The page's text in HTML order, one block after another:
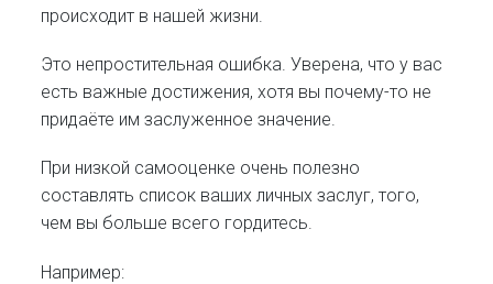
происходит в нашей жизни.
Это непростительная ошибка. Уверена, что у вас
есть важные достижения, хотя вы почему-то не
придаёте им заслуженное значение.
При низкой самооценке очень полезно
составлять список ваших личных заслуг, того,
чем вы больше всего гордитесь.
Например: